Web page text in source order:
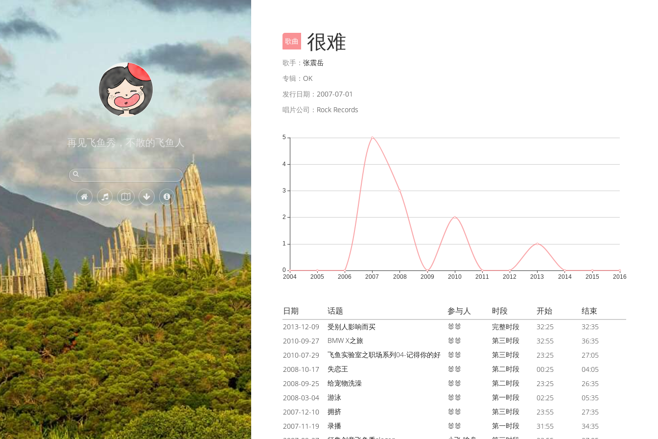
再见飞鱼秀，不散的飞鱼人
歌曲 很难
歌手：张震岳
专辑： OK
发行日期：2007-07-01
唱片公司： Rock Records
日期 话题 参与人 时段 开始 结束
2013-12-09 受别人影响而买 🐰🐰 完整时段 32:25
32:35
2010-09-27
BMW X之旅 🐰🐰 第三时段 32:55
36:35
2010-07-29
飞鱼实验室之职场系列04-记得你的好 🐰🐰 第三时段 23:25
27:05
2008-10-17
失恋王 🐰🐰 第二时段 00:25
04:05
2008-09-25
给宠物洗澡 🐰🐰 第二时段 23:25
26:35
2008-03-04
游泳 🐰🐰 第一时段 02:25
05:35
2007-12-10
拥挤 🐰🐰 第三时段 23:55
27:35
2007-11-19
录播 🐰🐰 第一时段 31:55
34:35